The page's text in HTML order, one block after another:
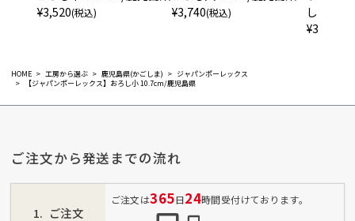
HOME 工房から選ぶ 鹿児島県(かごしま)
ジャパンポーレックス
【ジャパンポーレックス】おろし小 10.7cm/鹿児島県
¥3,520(税込)
¥3,740(税込)
し
¥3,960
ご注文から発送までの流れ
ご注文
ご注文は365日24時間受付けております。